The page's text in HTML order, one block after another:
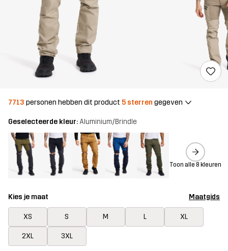
7713 personen hebben dit product 5 sterren gegeven
Geselecteerde kleur: Aluminium/Brindle
Toon alle 8 kleuren
Kies je maat Maatgids
XS S M L XL
2XL 3XL